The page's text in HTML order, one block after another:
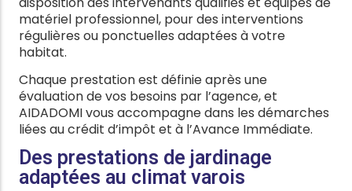
matériel professionnel, pour des interventions
régulières ou ponctuelles adaptées à votre
habitat.
Chaque prestation est définie après une
évaluation de vos besoins par l’agence, et
AIDADOMI vous accompagne dans les démarches
liées au crédit d’impôt et à l’Avance Immédiate.
Des prestations de jardinage
adaptées au climat varois